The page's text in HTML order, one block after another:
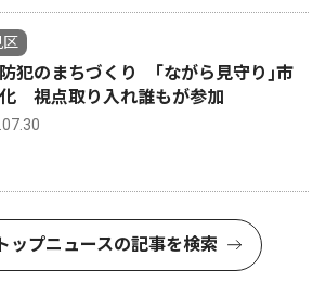
区
犯のまちづくり ｢ながら見守り｣市
視点取り入れ誰もが参加
ップニュースの記事を検索